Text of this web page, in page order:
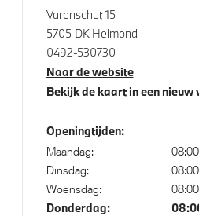
Varenschut 15
5705 DK Helmond
0492-530730
Naar de website
Bekijk de kaart in een nieuw
Openingtijden:
Maandag:
Dinsdag:
Woensdag:
Donderdag: